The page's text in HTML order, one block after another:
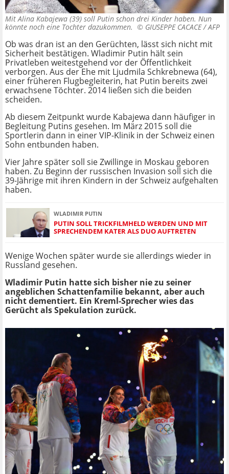
Mit Alina Kabajewa (39) soll Putin schon drei Kinder haben. Nun
könnte noch eine Tochter dazukommen. © GIUSEPPE CACACE / AFP
Ob was dran ist an den Gerüchten, lässt sich nicht mit
Sicherheit bestätigen. Wladimir Putin hält sein
Privatleben weitestgehend vor der Öffentlichkeit
verborgen. Aus der Ehe mit Ljudmila Schkrebnewa (64),
einer früheren Flugbegleiterin, hat Putin bereits zwei
erwachsene Töchter. 2014 ließen sich die beiden
scheiden.
Ab diesem Zeitpunkt wurde Kabajewa dann häufiger in
Begleitung Putins gesehen. Im März 2015 soll die
Sportlerin dann in einer VIP-Klinik in der Schweiz einen
Sohn entbunden haben.
Vier Jahre später soll sie Zwillinge in Moskau geboren
haben. Zu Beginn der russischen Invasion soll sich die
39-Jährige mit ihren Kindern in der Schweiz aufgehalten
haben.
WLADIMIR PUTIN
PUTIN SOLL TRICKFILMHELD WERDEN UND MIT
SPRECHENDEM KATER ALS DUO AUFTRETEN
Wenige Wochen später wurde sie allerdings wieder in
Russland gesehen.
Wladimir Putin hatte sich bisher nie zu seiner
angeblichen Schattenfamilie bekannt, aber auch
nicht dementiert. Ein Kreml-Sprecher wies das
Gerücht als Spekulation zurück.